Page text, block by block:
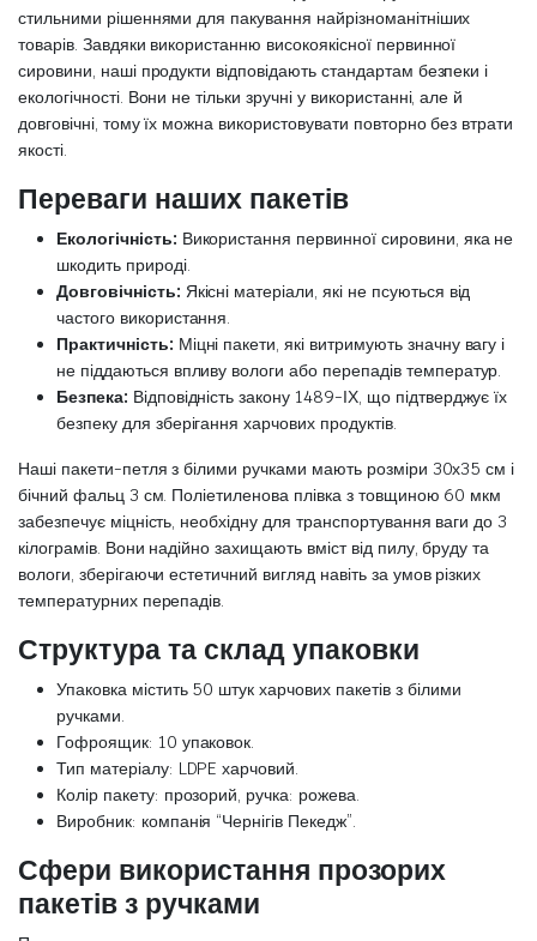
стильними рішеннями для пакування найрізноманітніших
товарів. Завдяки використанню високоякісної первинної
сировини, наші продукти відповідають стандартам безпеки і
екологічності. Вони не тільки зручні у використанні, але й
довговічні, тому їх можна використовувати повторно без втрати
якості.
Переваги наших пакетів
Екологічність: Використання первинної сировини, яка не
шкодить природі.
Довговічність: Якісні матеріали, які не псуються від
частого використання.
Практичність: Міцні пакети, які витримують значну вагу і
не піддаються впливу вологи або перепадів температур.
Безпека: Відповідність закону 1489-ІХ, що підтверджує їх
безпеку для зберігання харчових продуктів.
Наші пакети-петля з білими ручками мають розміри 30х35 см і
бічний фальц 3 см. Поліетиленова плівка з товщиною 60 мкм
забезпечує міцність, необхідну для транспортування ваги до 3
кілограмів. Вони надійно захищають вміст від пилу, бруду та
вологи, зберігаючи естетичний вигляд навіть за умов різких
температурних перепадів.
Структура та склад упаковки
Упаковка містить 50 штук харчових пакетів з білими
ручками.
Гофроящик: 10 упаковок.
Тип матеріалу: LDPE харчовий.
Колір пакету: прозорий, ручка: рожева.
Виробник: компанія “Чернігів Пекедж”.
Сфери використання прозорих
пакетів з ручками